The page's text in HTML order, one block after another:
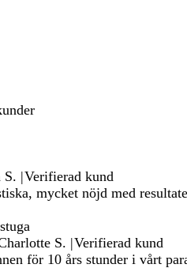
S. |Verifierad kund
mycket nöjd med
S. |Verifierad kund
för 10 års stunder i vårt